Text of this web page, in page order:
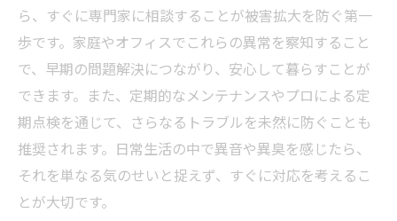
ら、すぐに専門家に相談することが被害拡大を防ぐ第一
歩です。家庭やオフィスでこれらの異常を察知すること
で、早期の問題解決につながり、安心して暮らすことが
できます。また、定期的なメンテナンスやプロによる定
期点検を通じて、さらなるトラブルを未然に防ぐことも
推奨されます。日常生活の中で異音や異臭を感じたら、
それを単なる気のせいと捉えず、すぐに対応を考えるこ
とが大切です。